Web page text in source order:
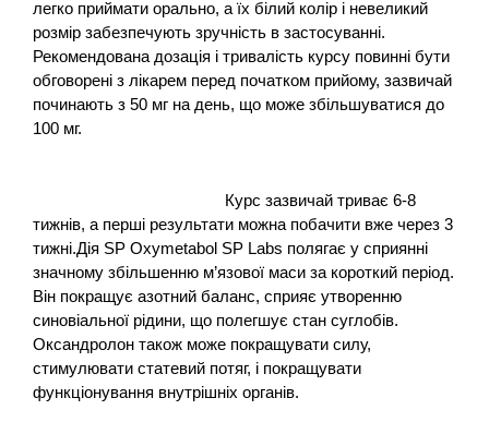
легко приймати орально, а їх білий колір і невеликий
розмір забезпечують зручність в застосуванні.
Рекомендована дозація і тривалість курсу повинні бути
обговорені з лікарем перед початком прийому, зазвичай
починають з 50 мг на день, що може збільшуватися до
100 мг.
Курс зазвичай триває 6-8
тижнів, а перші результати можна побачити вже через 3
тижні.Дія SP Oxymetabol SP Labs полягає у сприянні
значному збільшенню м’язової маси за короткий період.
Він покращує азотний баланс, сприяє утворенню
синовіальної рідини, що полегшує стан суглобів.
Оксандролон також може покращувати силу,
стимулювати статевий потяг, і покращувати
функціонування внутрішніх органів.